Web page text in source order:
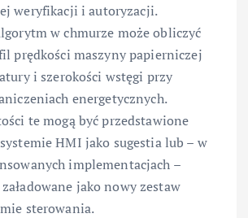
weryfikacji i autoryzacji.
w chmurze może obliczyć
prędkości maszyny papierniczej
i szerokości wstęgi przy
energetycznych.
te mogą być przedstawione
HMI jako sugestia lub – w
implementacjach –
jako nowy zestaw
sterowania.